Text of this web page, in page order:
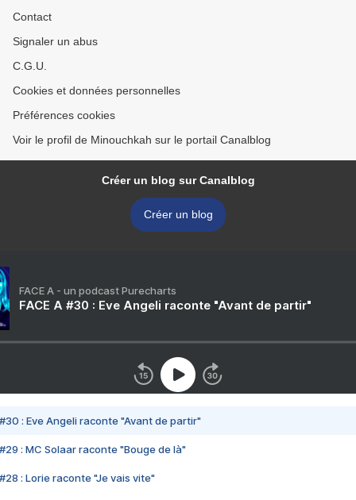
Contact
Signaler un abus
C.G.U.
Cookies et données personnelles
Préférences cookies
Voir le profil de Minouchkah sur le portail Canalblog
Créer un blog sur Canalblog
Créer un blog
FACE A - un podcast Purecharts
FACE A #30 : Eve Angeli raconte "Avant de partir"
#30 : Eve Angeli raconte "Avant de partir"
#29 : MC Solaar raconte "Bouge de là"
#28 : Lorie raconte "Je vais vite"